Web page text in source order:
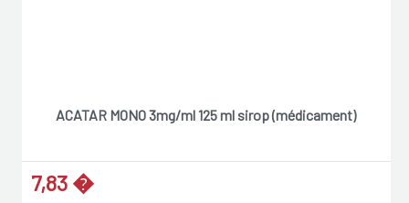
ACATAR MONO 3mg/ml 125 ml sirop (médicament)
7,83 �